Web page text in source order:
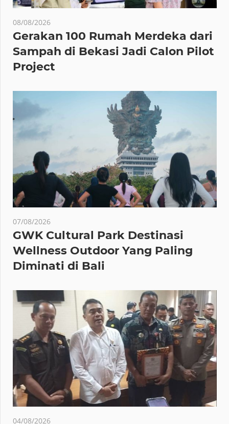
08/08/2026
Gerakan 100 Rumah Merdeka dari
Sampah di Bekasi Jadi Calon Pilot
Project
07/08/2026
GWK Cultural Park Destinasi
Wellness Outdoor Yang Paling
Diminati di Bali
04/08/2026